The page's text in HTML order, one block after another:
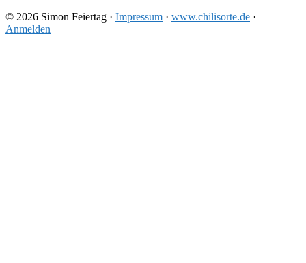
© 2026 Simon Feiertag · Impressum · www.chilisorte.de ·
Anmelden